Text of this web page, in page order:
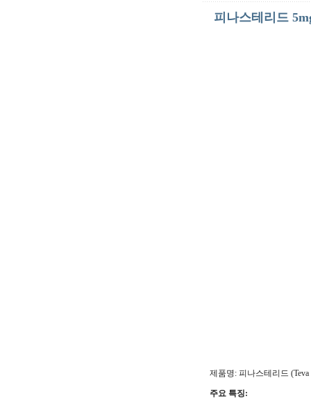
피나스테리드
제품명: 피나스테리드
주요 특징: